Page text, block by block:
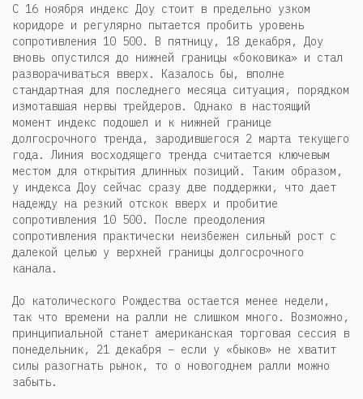
С 16 ноября индекс Доу стоит в предельно узком
коридоре и регулярно пытается пробить уровень
сопротивления 10 500. В пятницу, 18 декабря, Доу
вновь опустился до нижней границы «боковика» и стал
разворачиваться вверх. Казалось бы, вполне
стандартная для последнего месяца ситуация, порядком
измотавшая нервы трейдеров. Однако в настоящий
момент индекс подошел и к нижней границе
долгосрочного тренда, зародившегося 2 марта текущего
года. Линия восходящего тренда считается ключевым
местом для открытия длинных позиций. Таким образом,
у индекса Доу сейчас сразу две поддержки, что дает
надежду на резкий отскок вверх и пробитие
сопротивления 10 500. После преодоления
сопротивления практически неизбежен сильный рост с
далекой целью у верхней границы долгосрочного
канала.
До католического Рождества остается менее недели,
так что времени на ралли не слишком много. Возможно,
принципиальной станет американская торговая сессия в
понедельник, 21 декабря – если у «быков» не хватит
силы разогнать рынок, то о новогоднем ралли можно
забыть.